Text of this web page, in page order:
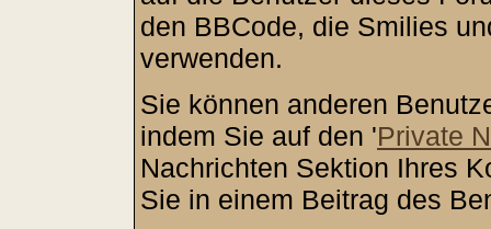
den BBCode, die Smilies
verwenden.
Sie können anderen
indem Sie auf den 'Private
Nachrichten Sektion Ihres
Sie in einem Beitrag des